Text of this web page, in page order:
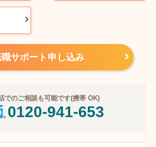
サポート申し込み
でのご相談も可能です(携帯 OK)
0120-941-653